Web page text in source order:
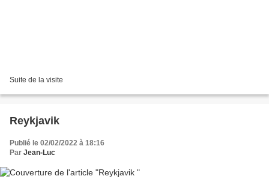
Suite de la visite
Reykjavik
Publié le 02/02/2022 à 18:16
Par Jean-Luc